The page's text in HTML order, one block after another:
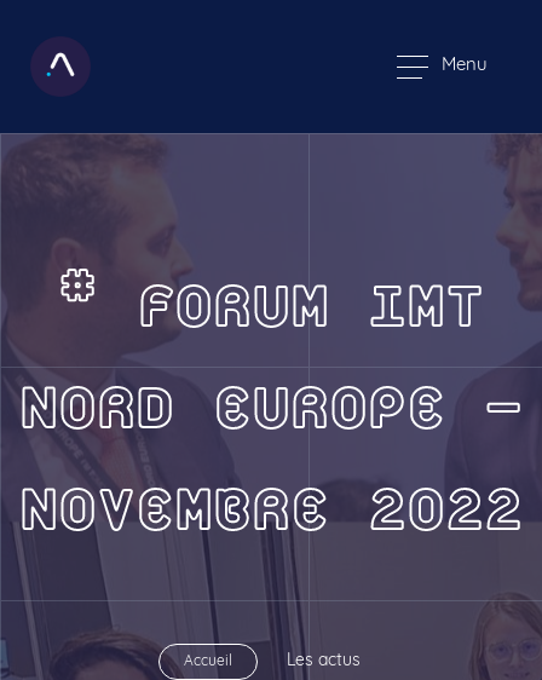
Menu
# FORUM IMT
NORD EUROPE –
NOVEMBRE 2022
Accueil Les actus